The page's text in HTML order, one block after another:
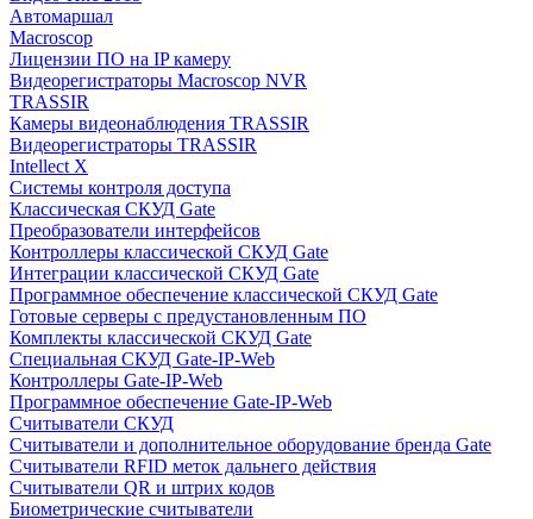
Автомаршал
Macroscop
Лицензии ПО на IP камеру
Видеорегистраторы Macroscop NVR
TRASSIR
Камеры видеонаблюдения TRASSIR
Видеорегистраторы TRASSIR
Intellect X
Системы контроля доступа
Классическая СКУД Gate
Преобразователи интерфейсов
Контроллеры классической СКУД Gate
Интеграции классической СКУД Gate
Программное обеспечение классической СКУД Gate
Готовые серверы с предустановленным ПО
Комплекты классической СКУД Gate
Специальная СКУД Gate-IP-Web
Контроллеры Gate-IP-Web
Программное обеспечение Gate-IP-Web
Считыватели СКУД
Считыватели и дополнительное оборудование бренда Gate
Считыватели RFID меток дальнего действия
Считыватели QR и штрих кодов
Биометрические считыватели